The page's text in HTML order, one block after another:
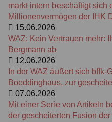
markt intern beschäftigt sich
Millionenvermögen der IHK
15.06.2026
WAZ: Kein Ver­trauen mehr:
Berg­mann ab
12.06.2026
In der WAZ äußert sich bffk-
Boeddinghaus, zur
07.06.2026
Mit einer Serie von Artikeln
der gescheiterten Fusion